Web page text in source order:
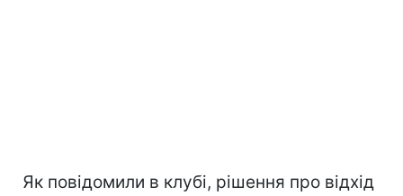
Як повідомили в клубі, рішення про відхід